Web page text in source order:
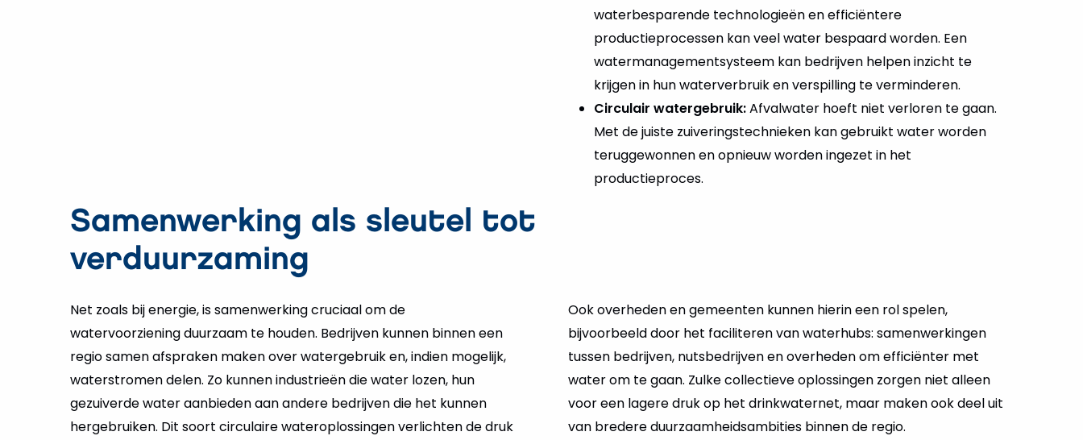
waterbesparende technologieën en efficiëntere
productieprocessen kan veel water bespaard worden. Een
watermanagementsysteem kan bedrijven helpen inzicht te
krijgen in hun waterverbruik en verspilling te verminderen.
Circulair watergebruik:Afvalwater hoeft niet verloren te gaan.
Met de juiste zuiveringstechnieken kan gebruikt water worden
teruggewonnen en opnieuw worden ingezet in het
productieproces.
Samenwerking als sleutel tot
verduurzaming
Net zoals bij energie, is samenwerking cruciaal om de
watervoorziening duurzaam te houden. Bedrijven kunnen binnen een
regio samen afspraken maken over watergebruik en, indien mogelijk,
waterstromen delen. Zo kunnen industrieën die water lozen, hun
gezuiverde water aanbieden aan andere bedrijven die het kunnen
hergebruiken. Dit soort circulaire wateroplossingen verlichten de druk
Ook overheden en gemeenten kunnen hierin een rol spelen,
bijvoorbeeld door het faciliteren van waterhubs: samenwerkingen
tussen bedrijven, nutsbedrijven en overheden om efficiënter met
water om te gaan. Zulke collectieve oplossingen zorgen niet alleen
voor een lagere druk op het drinkwaternet, maar maken ook deel uit
van bredere duurzaamheidsambities binnen de regio.